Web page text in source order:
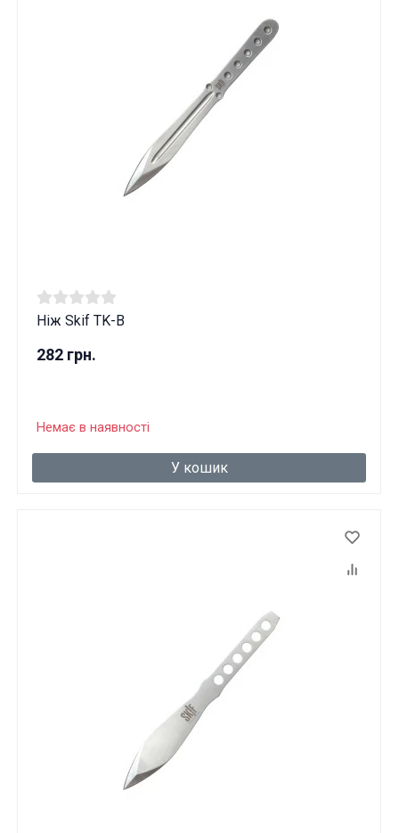
Ніж Skif TK-B
282 грн.
Немає в наявності
У кошик